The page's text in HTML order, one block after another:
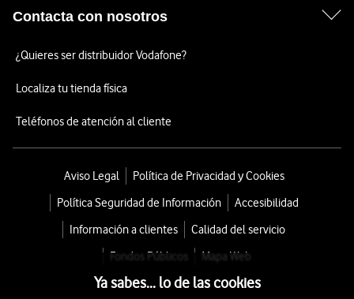
Contacta con nosotros
¿Quieres ser distribuidor Vodafone?
Localiza tu tienda física
Teléfonos de atención al cliente
Aviso Legal
Política de Privacidad y Cookies
Política Seguridad de Información
Accesibilidad
Información a clientes
Calidad del servicio
Fondos Públicos
Mapa Web
Ya sabes... lo de las cookies